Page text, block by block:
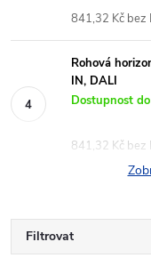
841,32 Kč bez
Rohová
IN, DALI
Dostupnost
841,32 Kč bez
Filtrovat